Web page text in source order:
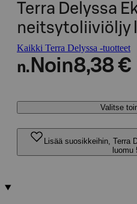
Terra Delyssa
neitsytoliiviöljy
Kaikki Terra Delyssa -tuotteet
n. Noin8,38 €
Valitse
Lisää suosikkeihin, Terra
luomu